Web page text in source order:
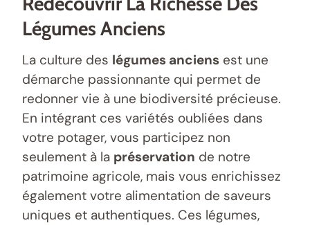
Légumes Anciens
La culture des légumes anciens est une
démarche passionnante qui permet de
redonner vie à une biodiversité précieuse.
En intégrant ces variétés oubliées dans
votre potager, vous participez non
seulement à la préservation de notre
patrimoine agricole, mais vous enrichissez
également votre alimentation de saveurs
uniques et authentiques. Ces légumes,